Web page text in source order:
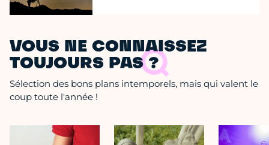
VOUS NE CONNAISSEZ
TOUJOURS PAS ?
Sélection des bons plans intemporels, mais qui valent le
coup toute l'année !